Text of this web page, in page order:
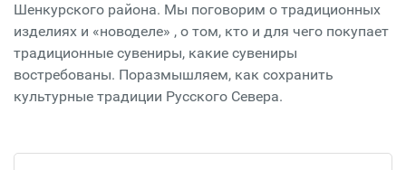
Шенкурского района. Мы поговорим о традиционных
изделиях и «новоделе» , о том, кто и для чего покупает
традиционные сувениры, какие сувениры
востребованы. Поразмышляем, как сохранить
культурные традиции Русского Севера.